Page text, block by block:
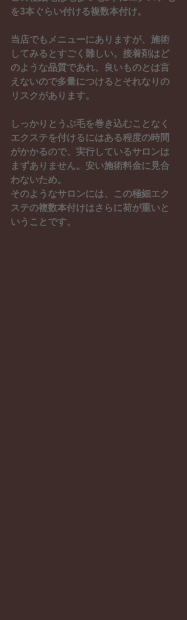
を3本ぐらい付ける複数本付け。
当店でもメニューにありますが、施術
してみるとすごく難しい。接着剤はど
のような品質であれ、良いものとは言
えないので多量につけるとそれなりの
リスクがあります。
しっかりとうぶ毛を巻き込むことなく
エクステを付けるにはある程度の時間
がかかるので、実行しているサロンは
まずありません。安い施術料金に見合
わないため。
そのようなサロンには、この極細エク
ステの複数本付けはさらに荷が重いと
いうことです。